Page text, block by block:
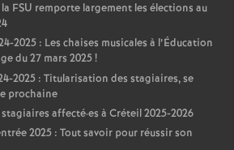
FSU remporte largement les élections au
2025 : Les chaises musicales à l’Éducation
du 27 mars 2025!
2025 : Titularisation des stagiaires, se
prochaine
stagiaires affecté·es à Créteil 2025-2026
2025 : Tout savoir pour réussir son